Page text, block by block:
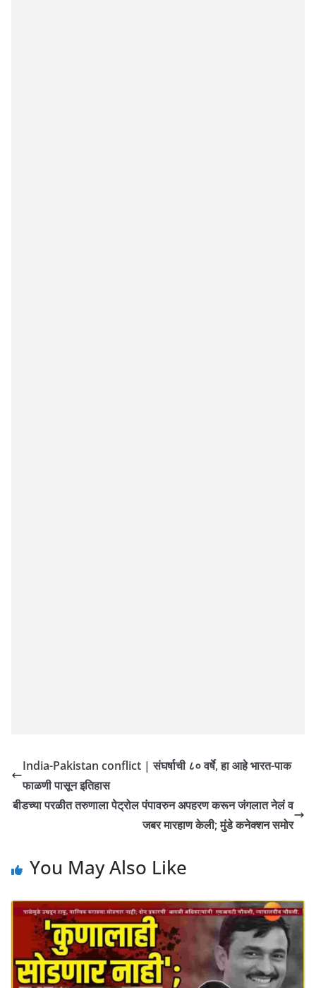
India-Pakistan conflict | संघर्षाची ८० वर्षे, हा आहे भारत-पाक
फाळणी पासून इतिहास
बीडच्या परळीत तरुणाला पेट्रोल पंपावरुन अपहरण करून जंगलात नेलं व
जबर मारहाण केली; मुंडे कनेक्शन समोर
You May Also Like